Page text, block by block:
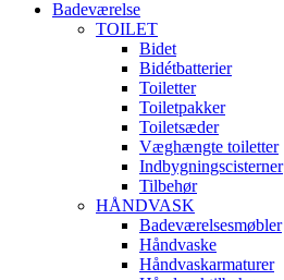
Badeværelse
TOILET
Bidet
Bidétbatterier
Toiletter
Toiletpakker
Toiletsæder
Væghængte toiletter
Indbygningscisterner
Tilbehør
HÅNDVASK
Badeværelsesmøbler
Håndvaske
Håndvaskarmaturer